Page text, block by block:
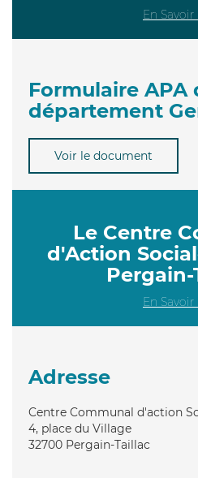
En Savoir
Formulaire APA
département
Voir le document
Le Centre
d'Action
En Savoir
Adresse
Centre Communal d'action
4, place du Village
32700 Pergain-Taillac